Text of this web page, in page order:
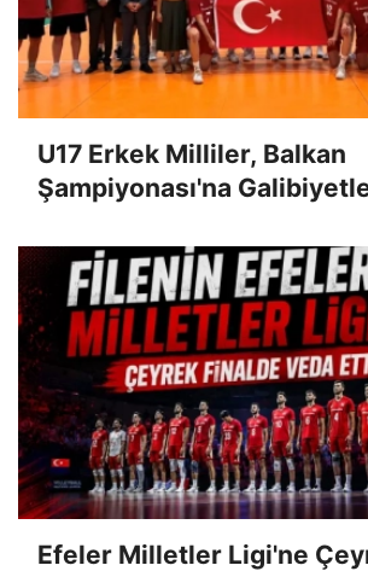
U17 Erkek Milliler, Balkan
Şampiyonası'na
Efeler Milletler Ligi'ne